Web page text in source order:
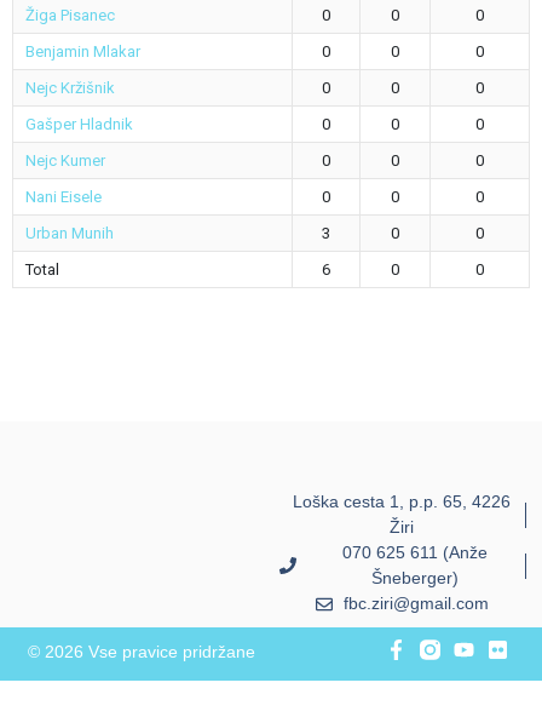
Žiga Pisanec
0 0
0
Benjamin Mlakar
0 0
0
Nejc Kržišnik
0 0
0
Gašper Hladnik
0 0
0
Nejc Kumer
0 0
0
Nani Eisele
0 0
0
Urban Munih
3 0
0
Total
6 0 0
Loška cesta 1, p.p. 65, 4226
Žiri
070 625 611 (Anže
Šneberger)
fbc.ziri@gmail.com
© 2026 Vse pravice pridržane